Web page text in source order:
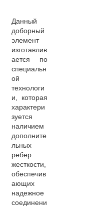
Данный
доборный
элемент
изготавлив
ается по
специальн
ой
технологи
и, которая
характери
зуется
наличием
дополните
льных
ребер
жесткости,
обеспечив
ающих
надежное
соединени